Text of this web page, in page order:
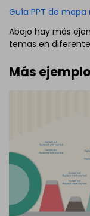
Guía PPT de
Abajo hay más
temas en
Más